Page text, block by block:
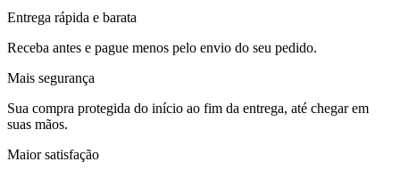
Entrega rápida e barata
Receba antes e pague menos pelo envio do seu pedido.
Mais segurança
Sua compra protegida do início ao fim da entrega, até chegar em
suas mãos.
Maior satisfação